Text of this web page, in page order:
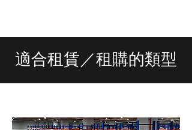
適合租賃／租購的類型